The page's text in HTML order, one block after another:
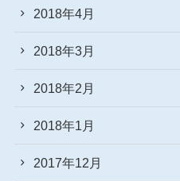
2018年4月
2018年3月
2018年2月
2018年1月
2017年12月